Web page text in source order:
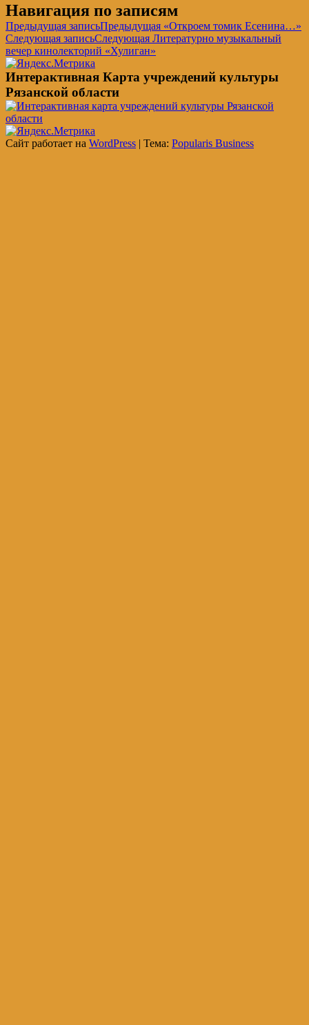
Навигация по записям
Предыдущая записьПредыдущая «Откроем томик Есенина…»
Следующая записьСледующая Литературно музыкальный
вечер кинолекторий «Хулиган»
Интерактивная Карта учреждений культуры
Рязанской области
Сайт работает на WordPress | Тема: Popularis Business